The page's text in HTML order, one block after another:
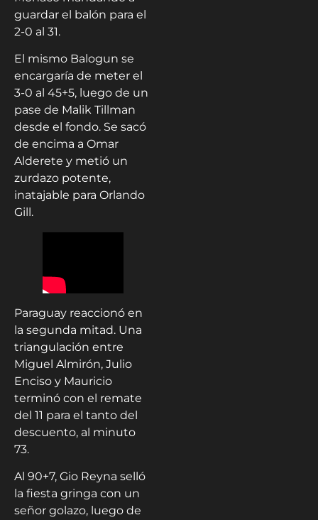
guardar el balón para el
2-0 al 31.
El mismo Balogun se
encargaría de meter el
3-0 al 45+5, luego de un
pase de Malik Tillman
desde el fondo. Se sacó
de encima a Omar
Alderete y metió un
zurdazo potente,
inatajable para Orlando
Gill.
Paraguay reaccionó en
la segunda mitad. Una
triangulación entre
Miguel Almirón, Julio
Enciso y Mauricio
terminó con el remate
del 11 para el tanto del
descuento, al minuto
73.
Al 90+7, Gio Reyna selló
la fiesta gringa con un
señor golazo, luego de